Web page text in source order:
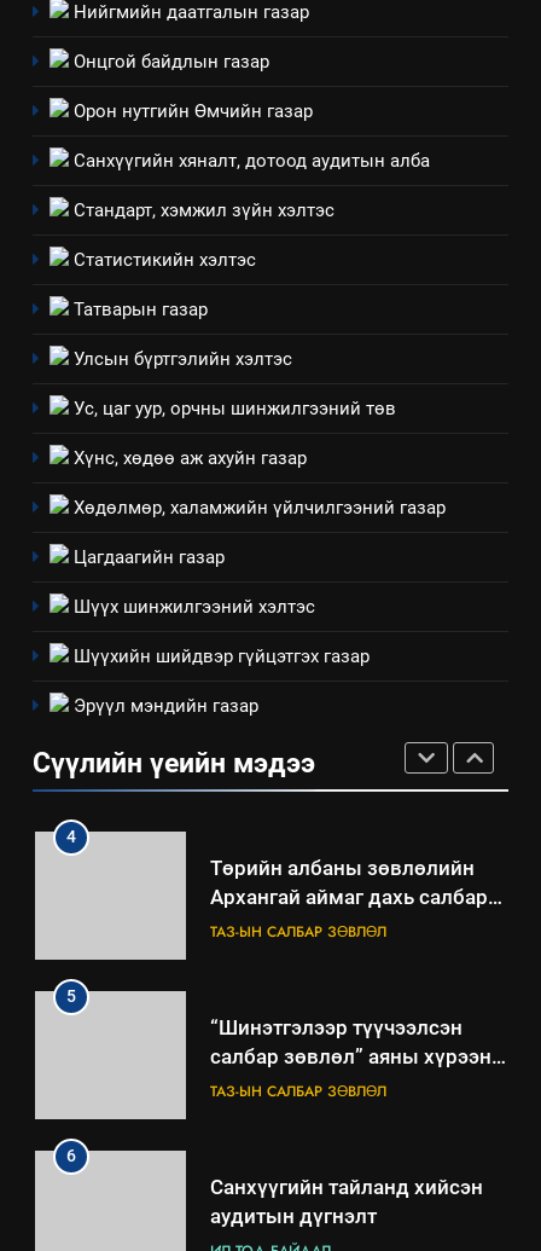
Нийгмийн даатгалын газар
Онцгой байдлын газар
Орон нутгийн Өмчийн газар
Санхүүгийн хяналт, дотоод аудитын алба
Стандарт, хэмжил зүйн хэлтэс
Статистикийн хэлтэс
Татварын газар
Улсын бүртгэлийн хэлтэс
Ус, цаг уур, орчны шинжилгээний төв
Хүнс, хөдөө аж ахуйн газар
Хөдөлмөр, халамжийн үйлчилгээний газар
Цагдаагийн газар
Шүүх шинжилгээний хэлтэс
Шүүхийн шийдвэр гүйцэтгэх газар
Эрүүл мэндийн газар
Сүүлийн үеийн мэдээ
Үйл ажиллагаандаа мөрдөж
байгаа хууль тогтоомж
8
явуулж байгаа үйл ажиллагаа,
технологийн хүн, мал, амьтны
үзүүлэх буюу үзүүлж байгаа
мэдээлэл
1
долоо хоног-2025
НЭЭЛТТЭЙ ЗАСГИЙН ТҮНШЛЭЛ
2
“БИД ИРГЭДЭЭ СОНСОЖ,
БАЙГУУЛНА
ЗАР ТАЗ-ЫН САЛБАР ЗӨВЛӨЛ
4
Төрийн албаны зөвлөлийн
Архангай аймаг дахь салбар
зөвлөлийн 2025 оны үйл
ТАЗ-ЫН САЛБАР ЗӨВЛӨЛ
5
“Шинэтгэлээр түүчээлсэн
салбар зөвлөл” аяны хүрээнд
зохион байгуулах арга
ТАЗ-ЫН САЛБАР ЗӨВЛӨЛ
6
Санхүүгийн тайланд хийсэн
аудитын дүгнэлт